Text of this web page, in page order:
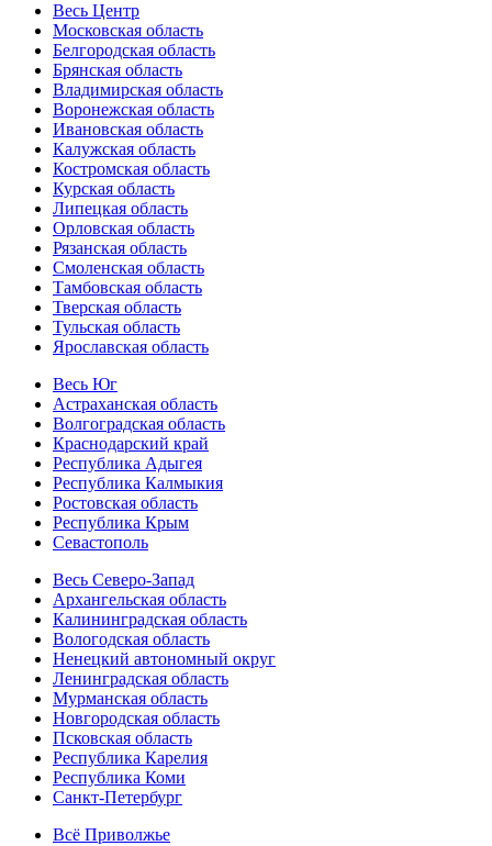
Весь Центр
Московская область
Белгородская область
Брянская область
Владимирская область
Воронежская область
Ивановская область
Калужская область
Костромская область
Курская область
Липецкая область
Орловская область
Рязанская область
Смоленская область
Тамбовская область
Тверская область
Тульская область
Ярославская область
Весь Юг
Астраханская область
Волгоградская область
Краснодарский край
Республика Адыгея
Республика Калмыкия
Ростовская область
Республика Крым
Севастополь
Весь Северо-Запад
Архангельская область
Калининградская область
Вологодская область
Ненецкий автономный округ
Ленинградская область
Мурманская область
Новгородская область
Псковская область
Республика Карелия
Республика Коми
Санкт-Петербург
Всё Приволжье